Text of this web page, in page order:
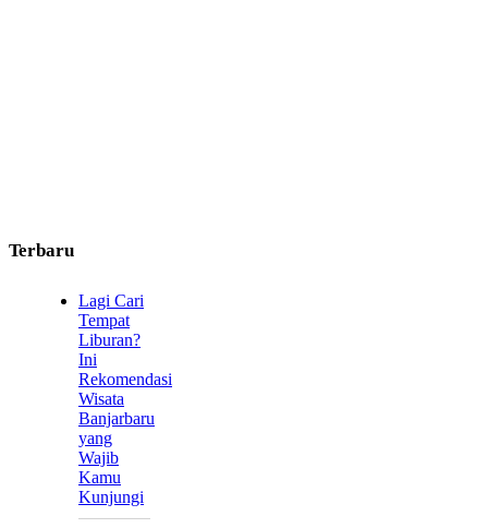
Terbaru
Lagi Cari
Tempat
Liburan?
Ini
Rekomendasi
Wisata
Banjarbaru
yang
Wajib
Kamu
Kunjungi